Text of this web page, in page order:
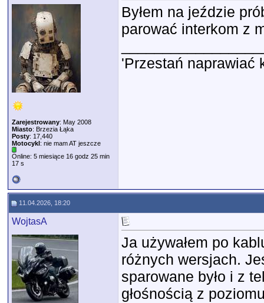
Zarejestrowany: May 2008
Miasto: Brzezia Łąka
Posty: 17,440
Motocykl: nie mam AT jeszcze
Online: 5 miesiące 16 godz 25 min
17 s
Byłem na jeździe
parować interkom z
'Przestań naprawiać
11.04.2026, 18:20
WojtasA
Ja używałem po
różnych wersjach.
sparowane było i z
głośnością z